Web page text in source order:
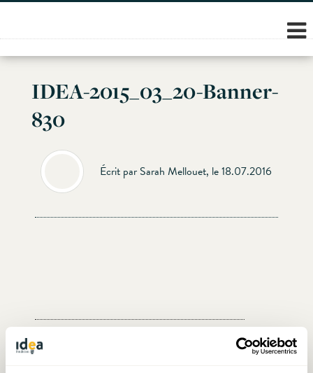
Skip
content
IDEA-2015_03_20-Banner-
830
Écrit par Sarah Mellouet, le 18.07.2016